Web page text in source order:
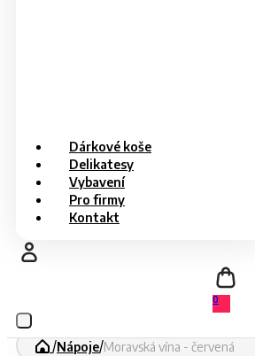
Dárkové koše
Delikatesy
Vybavení
Pro firmy
Kontakt
0
/Nápoje/Moravská vína - červená